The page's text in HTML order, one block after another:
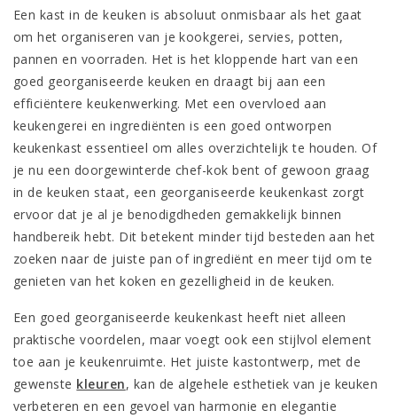
Een kast in de keuken is absoluut onmisbaar als het gaat
om het organiseren van je kookgerei, servies, potten,
pannen en voorraden. Het is het kloppende hart van een
goed georganiseerde keuken en draagt bij aan een
efficiëntere keukenwerking. Met een overvloed aan
keukengerei en ingrediënten is een goed ontworpen
keukenkast essentieel om alles overzichtelijk te houden. Of
je nu een doorgewinterde chef-kok bent of gewoon graag
in de keuken staat, een georganiseerde keukenkast zorgt
ervoor dat je al je benodigdheden gemakkelijk binnen
handbereik hebt. Dit betekent minder tijd besteden aan het
zoeken naar de juiste pan of ingrediënt en meer tijd om te
genieten van het koken en gezelligheid in de keuken.
Een goed georganiseerde keukenkast heeft niet alleen
praktische voordelen, maar voegt ook een stijlvol element
toe aan je keukenruimte. Het juiste kastontwerp, met de
gewenste kleuren, kan de algehele esthetiek van je keuken
verbeteren en een gevoel van harmonie en elegantie